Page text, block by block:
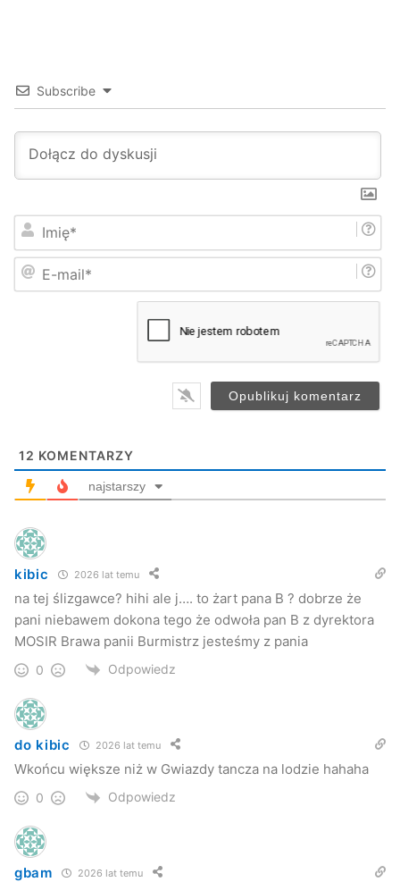
Subscribe
i
m
12 KOMENTARZY
najstarszy
kibic 2026 lat temu
na tej ślizgawce? hihi ale j…. to żart pana B ? dobrze że
pani niebawem dokona tego że odwoła pan B z dyrektora
MOSIR Brawa panii Burmistrz jesteśmy z pania
0 Odpowiedz
do kibic 2026 lat temu
Wkońcu większe niż w Gwiazdy tancza na lodzie hahaha
0 Odpowiedz
gbam 2026 lat temu